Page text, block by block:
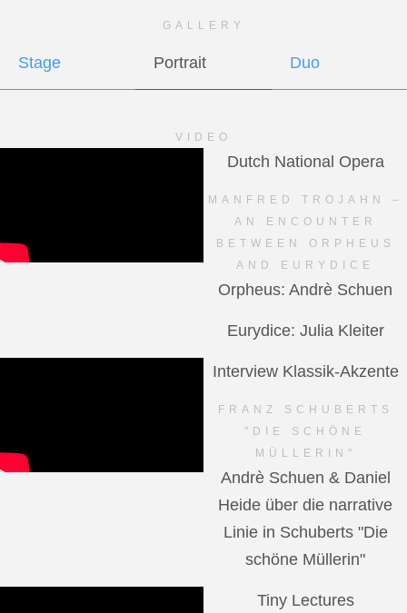
GALLERY
Stage Portrait Duo
VIDEO
Dutch National Opera
MANFRED TROJAHN –
AN ENCOUNTER
BETWEEN ORPHEUS
AND EURYDICE
Orpheus: Andrè Schuen
Eurydice: Julia Kleiter
Interview Klassik-Akzente
FRANZ SCHUBERTS
"DIE SCHÖNE
MÜLLERIN"
Andrè Schuen & Daniel
Heide über die narrative
Linie in Schuberts "Die
schöne Müllerin"
Tiny Lectures